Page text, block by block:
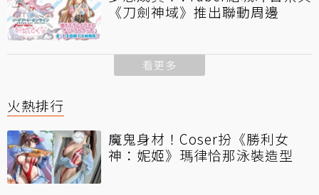
《刀劍神域》推出聯動周邊
看更多
火熱排行
魔鬼身材！Coser扮《勝利女
神：妮姬》瑪律恰那泳裝造型